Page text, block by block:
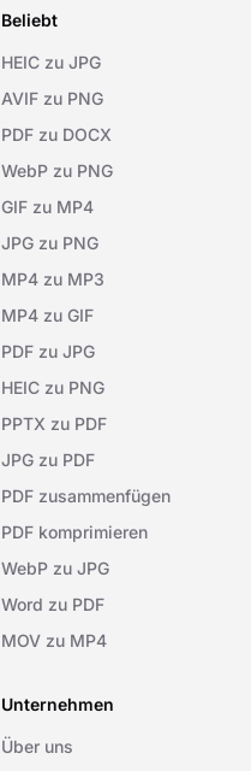
Beliebt
HEIC zu JPG
AVIF zu PNG
PDF zu DOCX
WebP zu PNG
GIF zu MP4
JPG zu PNG
MP4 zu MP3
MP4 zu GIF
PDF zu JPG
HEIC zu PNG
PPTX zu PDF
JPG zu PDF
PDF zusammenfügen
PDF komprimieren
WebP zu JPG
Word zu PDF
MOV zu MP4
Unternehmen
Über uns